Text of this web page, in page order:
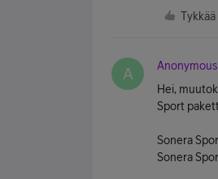
Tykkää
A Anonymous
Hei,
Sport
Sonera
Sonera